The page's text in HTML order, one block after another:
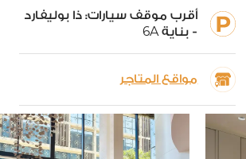
أقرب موقف سيارات: ذا بوليفارد
- بناية
6A
مواقع المتاجر